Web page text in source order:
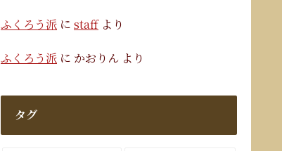
ふくろう派 に staffより
ふくろう派 に かおりん より
タグ